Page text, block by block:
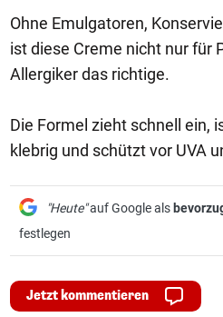
Ohne Emulgatoren,
ist diese Creme nicht nur für
Allergiker das richtige.
Die Formel zieht schnell ein,
klebrig und schützt vor UVA
"Heute"auf Google als
festlegen
Jetzt kommentieren